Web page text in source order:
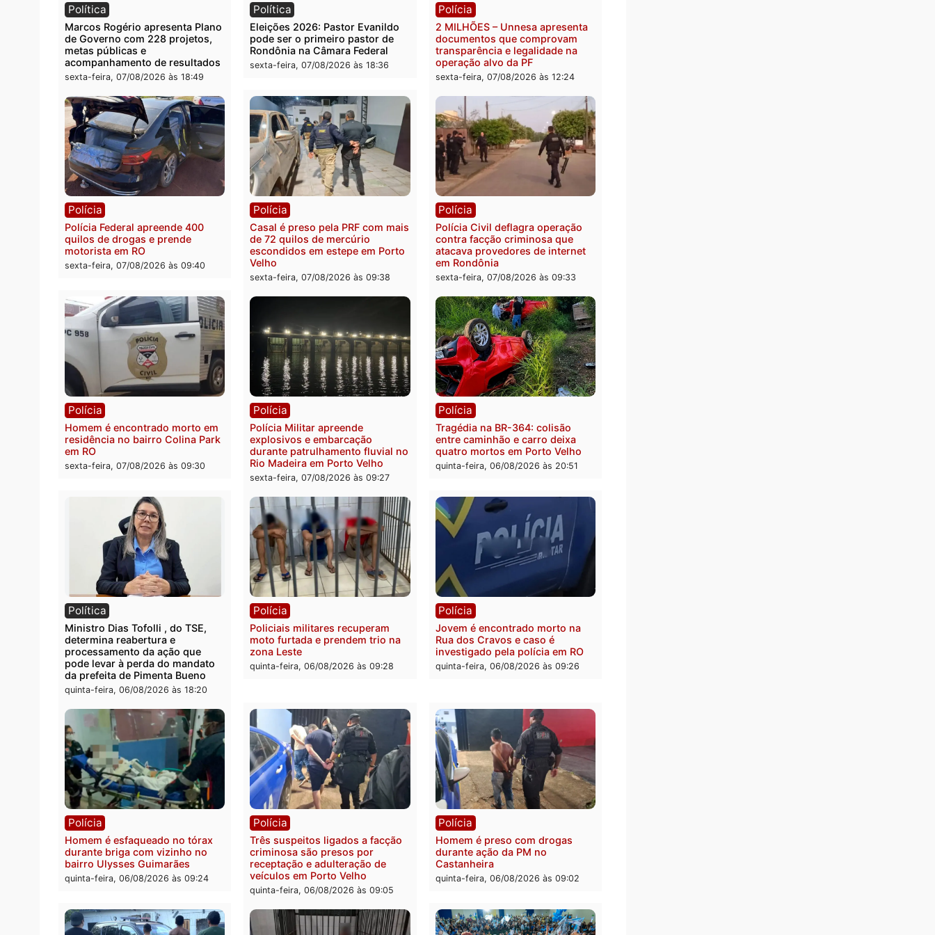
Você também vai querer ler...
Política
Marcos Rogério apresenta Plano
de Governo com 228 projetos,
metas públicas e
acompanhamento de resultados
sexta-feira, 07/08/2026 às 18:49
Política
Eleições 2026: Pastor Evanildo
pode ser o primeiro pastor de
Rondônia na Câmara Federal
sexta-feira, 07/08/2026 às 18:36
transparência e legalidade na
operação alvo da PF
sexta-feira, 07/08/2026 às 12:24
Polícia
Polícia Federal apreende 400
quilos de drogas e prende
motorista em RO
sexta-feira, 07/08/2026 às 09:40
Polícia
Casal é preso pela PRF com mais
de 72 quilos de mercúrio
escondidos em estepe em Porto
Velho
sexta-feira, 07/08/2026 às 09:38
Polícia Civil deflagra operação
contra facção criminosa que
atacava provedores de internet
em Rondônia
Polícia
Homem é encontrado morto em
residência no bairro Colina Park
em RO
sexta-feira, 07/08/2026 às 09:30
Polícia
Polícia Militar apreende
explosivos e embarcação
durante patrulhamento fluvial no
Polícia
Tragédia na BR-364: colisão
entre caminhão e carro deixa
quatro mortos em Porto Velho
Política
Ministro Dias Tofolli , do TSE,
determina reabertura e
pode levar à perda do mandato
da prefeita de Pimenta Bueno
Polícia
Policiais militares recuperam
moto furtada e prendem trio na
zona Leste
quinta-feira, 06/08/2026 às 09:28
Polícia
Jovem é encontrado morto na
Rua dos Cravos e caso é
quinta-feira, 06/08/2026 às 09:26